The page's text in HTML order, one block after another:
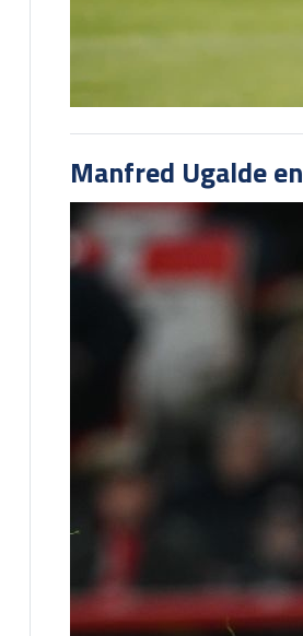
Manfred Ugalde